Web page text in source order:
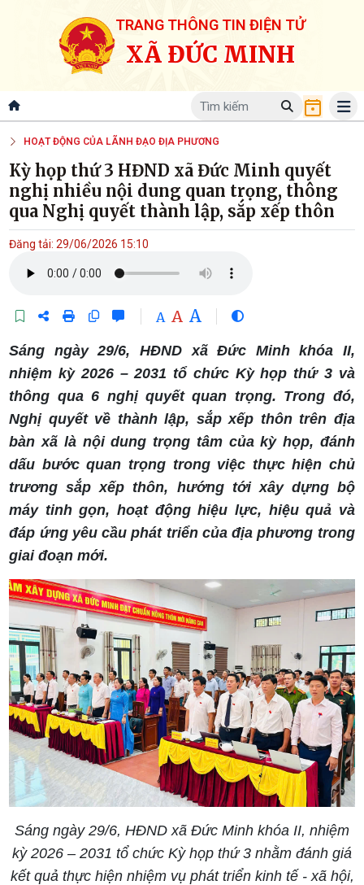
TRANG THÔNG TIN ĐIỆN TỬ
XÃ ĐỨC MINH
HOẠT ĐỘNG CỦA LÃNH ĐẠO ĐỊA PHƯƠNG
Kỳ họp thứ 3 HĐND xã Đức Minh quyết
nghị nhiều nội dung quan trọng, thông
qua Nghị quyết thành lập, sắp xếp thôn
Đăng tải: 29/06/2026 15:10
A A A
Sáng ngày 29/6, HĐND xã Đức Minh khóa II,
nhiệm kỳ 2026 – 2031 tổ chức Kỳ họp thứ 3 và
thông qua 6 nghị quyết quan trọng. Trong đó,
Nghị quyết về thành lập, sắp xếp thôn trên địa
bàn xã là nội dung trọng tâm của kỳ họp, đánh
dấu bước quan trọng trong việc thực hiện chủ
trương sắp xếp thôn, hướng tới xây dựng bộ
máy tinh gọn, hoạt động hiệu lực, hiệu quả và
đáp ứng yêu cầu phát triển của địa phương trong
giai đoạn mới.
Sáng ngày 29/6, HĐND xã Đức Minh khóa II, nhiệm
kỳ 2026 – 2031 tổ chức Kỳ họp thứ 3 nhằm đánh giá
kết quả thực hiện nhiệm vụ phát triển kinh tế - xã hội,